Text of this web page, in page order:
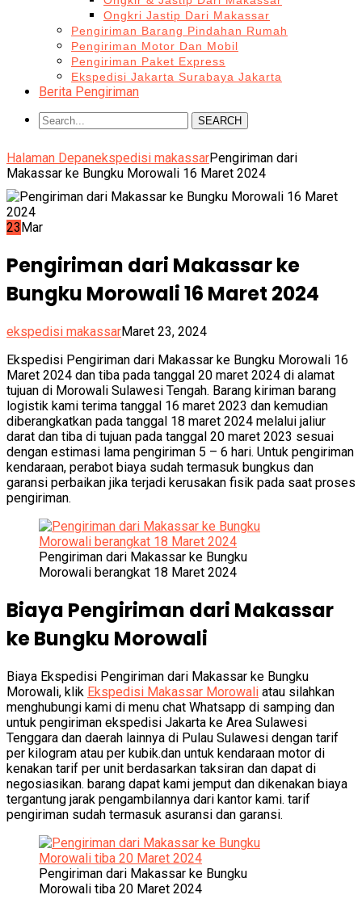
Ongkri Jastip Dari Makassar
Pengiriman Barang Pindahan Rumah
Pengiriman Motor Dan Mobil
Pengiriman Paket Express
Ekspedisi Jakarta Surabaya Jakarta
Berita Pengiriman
SEARCH
Halaman Depanekspedisi makassarPengiriman dari
Makassar ke Bungku Morowali 16 Maret 2024
23Mar
Pengiriman dari Makassar ke
Bungku Morowali 16 Maret 2024
ekspedisi makassarMaret 23, 2024
Ekspedisi Pengiriman dari Makassar ke Bungku Morowali 16
Maret 2024 dan tiba pada tanggal 20 maret 2024 di alamat
tujuan di Morowali Sulawesi Tengah. Barang kiriman barang
logistik kami terima tanggal 16 maret 2023 dan kemudian
diberangkatkan pada tanggal 18 maret 2024 melalui jaliur
darat dan tiba di tujuan pada tanggal 20 maret 2023 sesuai
dengan estimasi lama pengiriman 5 – 6 hari. Untuk pengiriman
kendaraan, perabot biaya sudah termasuk bungkus dan
garansi perbaikan jika terjadi kerusakan fisik pada saat proses
pengiriman.
Pengiriman dari Makassar ke Bungku
Morowali berangkat 18 Maret 2024
Biaya Pengiriman dari Makassar
ke Bungku Morowali
Biaya Ekspedisi Pengiriman dari Makassar ke Bungku
Morowali, klik Ekspedisi Makassar Morowali atau silahkan
menghubungi kami di menu chat Whatsapp di samping dan
untuk pengiriman ekspedisi Jakarta ke Area Sulawesi
Tenggara dan daerah lainnya di Pulau Sulawesi dengan tarif
per kilogram atau per kubik.dan untuk kendaraan motor di
kenakan tarif per unit berdasarkan taksiran dan dapat di
negosiasikan. barang dapat kami jemput dan dikenakan biaya
tergantung jarak pengambilannya dari kantor kami. tarif
pengiriman sudah termasuk asuransi dan garansi.
Pengiriman dari Makassar ke Bungku
Morowali tiba 20 Maret 2024